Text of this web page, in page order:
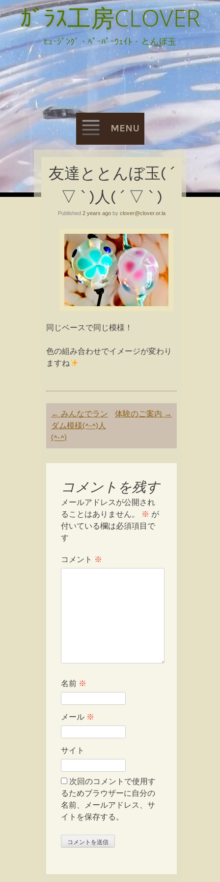
ｶﾞﾗｽ工房CLOVER
ﾋｭｰｼﾞﾝｸﾞ・ﾍﾟｰﾊﾟｰｳｪｲﾄ・とんぼ玉
MENU
Skip
to
content
友達ととんぼ玉( ´
▽ ` )人( ´ ▽ ` )
Published 2 years agoby clover@clover.or.la
同じベースで同じ模様！
色の組み合わせでイメージが変わり
ますね
Post
navigation
← みんなでラン
ダム模様(^-^)人
(^-^)
体験のご案内 →
コメントを残す
メールアドレスが公開され
ることはありません。
※ が
付いている欄は必須項目で
す
コメント ※
名前 ※
メール ※
サイト
次回のコメントで使用す
るためブラウザーに自分の
名前、メールアドレス、サ
イトを保存する。